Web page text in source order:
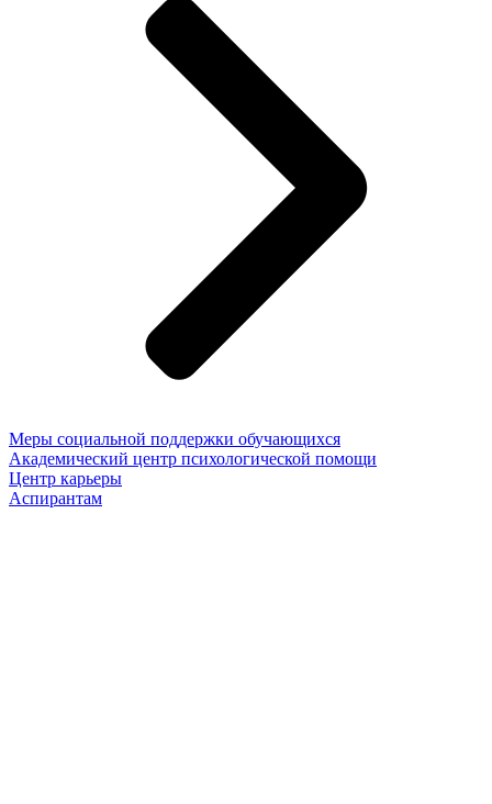
Меры социальной поддержки обучающихся
Академический центр психологической помощи
Центр карьеры
Аспирантам